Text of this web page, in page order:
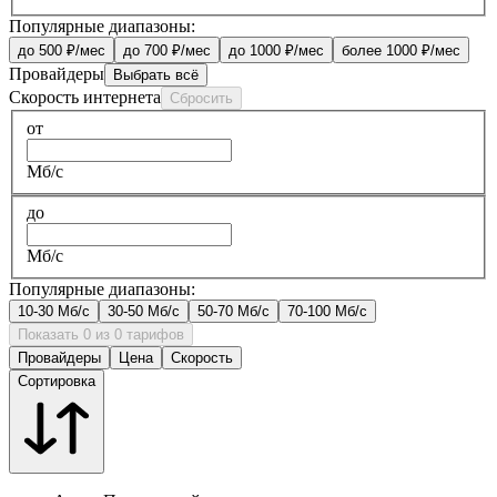
Популярные диапазоны:
до 500 ₽/мес до 700 ₽/мес до 1000 ₽/мес более 1000 ₽/мес
Провайдеры Выбрать всё
Скорость интернета Сбросить
от
Мб/с
до
Мб/с
Популярные диапазоны:
10-30 Мб/с 30-50 Мб/с 50-70 Мб/с
70-100 Мб/с
Показать 0 из 0 тарифов
Провайдеры
Цена
Скорость
Сортировка